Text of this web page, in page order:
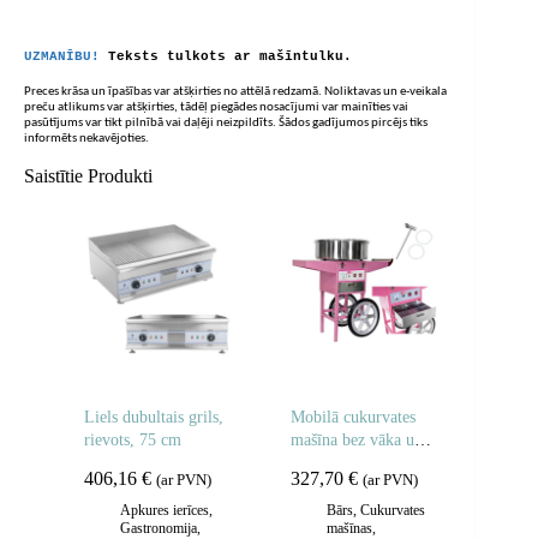
UZMANĪBU! Teksts tulkots ar mašīntulku.
Preces krāsa un īpašības var atšķirties no attēlā redzamā. Noliktavas un e-veikala
preču atlikums var atšķirties, tādēļ piegādes nosacījumi var mainīties vai
pasūtījums var tikt pilnībā vai daļēji neizpildīts. Šādos gadījumos pircējs tiks
informēts nekavējoties.
Saistītie Produkti
Liels dubultais grils,
rievots, 75 cm
406,16 € (ar PVN)
Apkures ierīces,
Gastronomija,
Mobilā cukurvates
mašīna bez vāka uz
327,70€ (ar PVN)
Bārs,Cukurvates
mašīnas,